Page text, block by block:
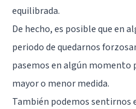
equilibrada.
De hecho, es posible que en
periodo de quedarnos
pasemos en algún
mayor o menor medida.
También podemos sentirnos